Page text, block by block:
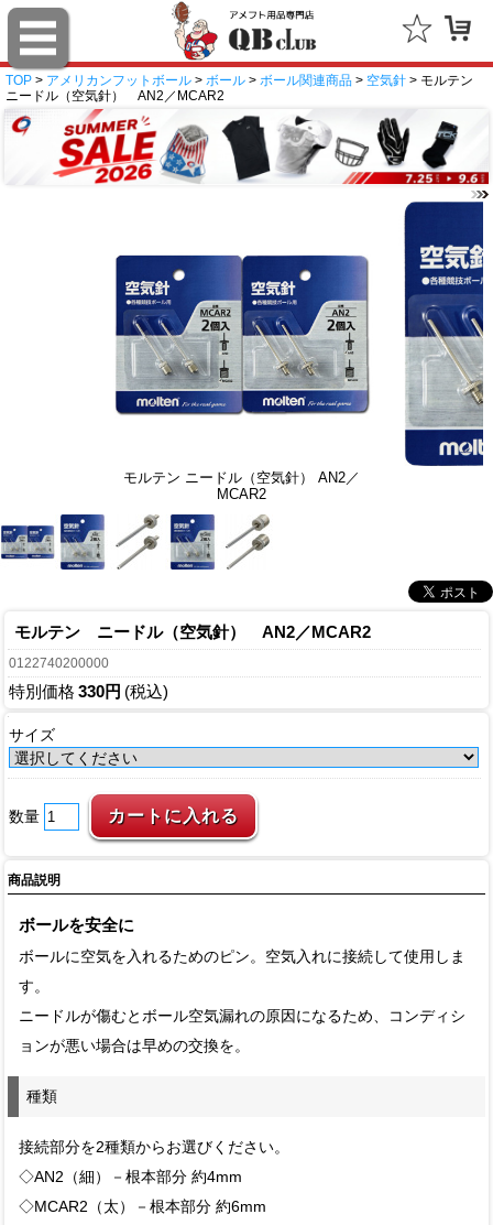
TOP > アメリカンフットボール > ボール > ボール関連商品 > 空気針 > モルテン
ニードル（空気針） AN2／MCAR2
モルテン ニードル（空気針） AN2／
MCAR2
モルテン ニードル（空気針） AN2／MCAR2
0122740200000
特別価格 330円 (税込)
サイズ
数量
商品説明
ボールを安全に
ボールに空気を入れるためのピン。空気入れに接続して使用しま
す。
ニードルが傷むとボール空気漏れの原因になるため、コンディシ
ョンが悪い場合は早めの交換を。
種類
接続部分を2種類からお選びください。
◇AN2（細）－根本部分 約4mm
◇MCAR2（太）－根本部分 約6mm